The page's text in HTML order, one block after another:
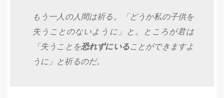
もう一人の人間は祈る。「どうか私の子供を
失うことのないように」と。ところが君は
「失うことを恐れずにいることができますよ
うに」と祈るのだ。